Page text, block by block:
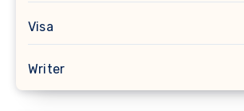
Visa
Writer